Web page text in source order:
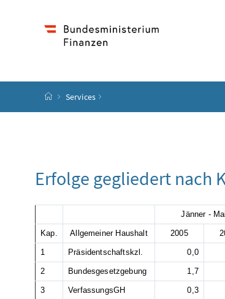
Startseite
Services
Erfolge gegliedert nach
Jänner - Mai
Kap. Allgemeiner Haushalt 2005
1 Präsidentschaftskzl. 0,0
2 Bundesgesetzgebung 1,7
3 VerfassungsGH 0,3